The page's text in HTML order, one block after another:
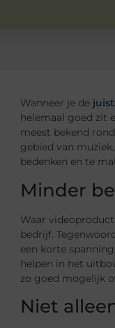
Wanneer je de
helemaal goed zit
meest bekend
gebied van
bedenken en te
Minder
Waar
bedrijf.
een korte
helpen in het
zo goed mogelijk
Niet